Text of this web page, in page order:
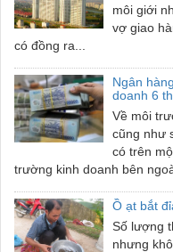
môi giới
vợ giao
có đồng ra...
Ngân
doanh 6
Về môi
cũng như
có trên
trường kinh doanh bên
Ồ ạt bắt
Số lượng
nhưng